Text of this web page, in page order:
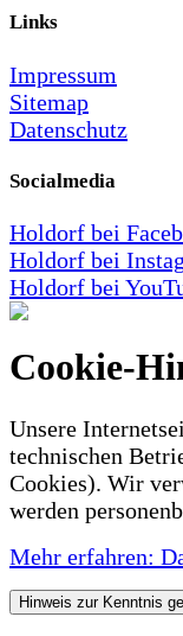
Links
Impressum
Sitemap
Datenschutz
Socialmedia
Holdorf bei
Holdorf bei
Holdorf bei
Cookie-
Unsere
technischen
Cookies). Wir
werden
Mehr erfahren:
Hinweis zur Kenntnis